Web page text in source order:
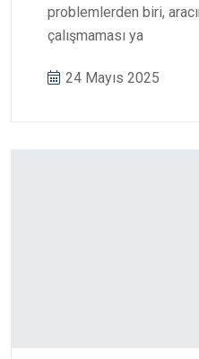
problemlerden biri,
çalışmaması ya
24 Mayıs 2025